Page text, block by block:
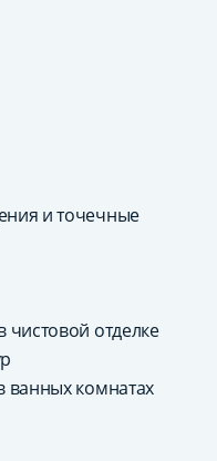
и точечные
чистовой отделке
ванных комнатах